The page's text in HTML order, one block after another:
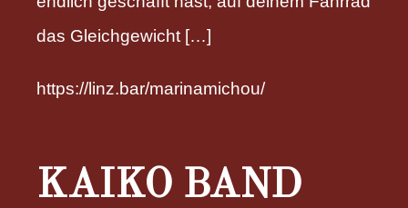
das Gleichgewicht […]
https://linz.bar/marinamichou/
KAIKO BAND